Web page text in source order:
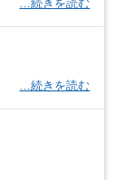
…続きを読む
…続きを読む